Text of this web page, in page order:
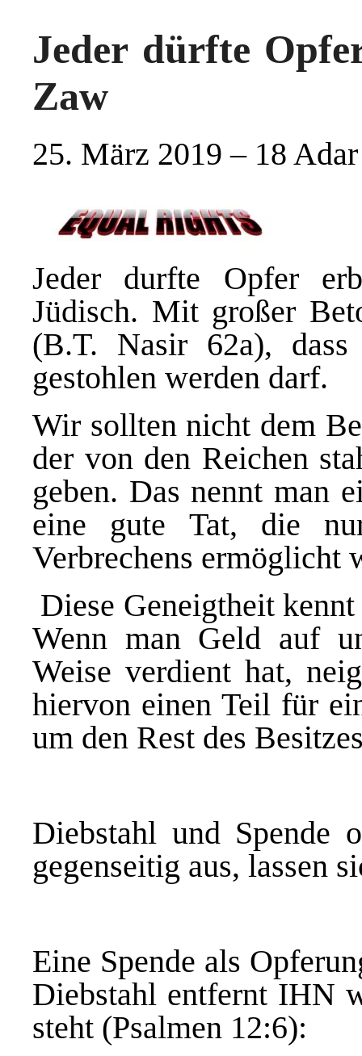
Jeder dürfte
Zaw
25. März 2019 – 18
Jeder durfte Opfer
Jüdisch. Mit großer
(B.T. Nasir 62a), dass
gestohlen werden darf.
Wir sollten nicht dem
der von den Reichen
geben. Das nennt man
eine gute Tat, die
Verbrechens ermöglicht
Diese Geneigtheit
Wenn man Geld auf
Weise verdient hat,
hiervon einen Teil für
um den Rest des
Diebstahl und Spende
gegenseitig aus, lassen
Eine Spende als
Diebstahl entfernt IHN
steht (Psalmen 12:6):